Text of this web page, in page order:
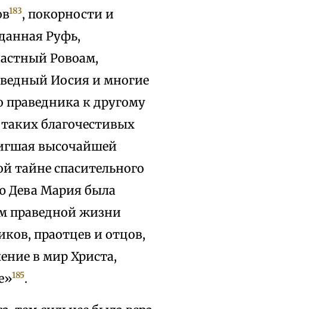
183, покорности и
Руфь,
Ровоам,
Иосия и многие
праведника к другому
благочестивых
высочайшей
тайне спасительного
Дева Мария была
праведной жизни
праотцев и отцов,
в мир Христа,
185.